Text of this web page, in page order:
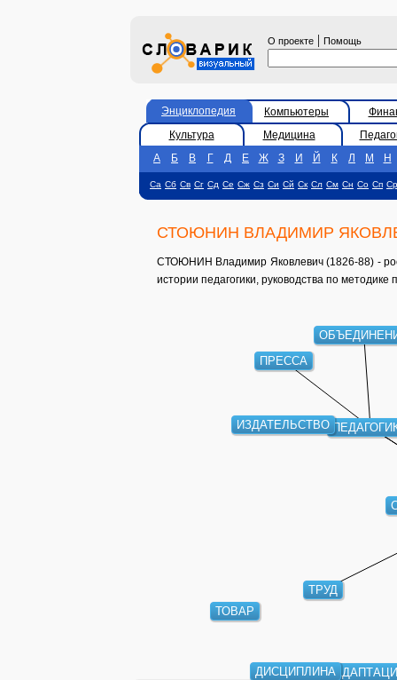
О проекте | Помощь
Энциклопедия Компьютеры
Культура
Медицина
А
Б В Г Д Е Ж З И Й К Л М Н
Са Сб Св Сг Сд Се Сж Сз Си Сй Ск Сл См Сн Со Сп Ср
СТОЮНИН ВЛАДИМИР
СТОЮНИН Владимир Яковлевич (1826-88) -
истории педагогики, руководства по
ТРУД
ПРЕССА
ИЗДАТЕЛЬСТВО
ДИСЦИПЛИНА
ТОВАР